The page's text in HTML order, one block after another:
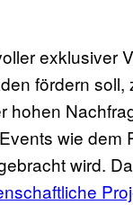
exklusiver
fördern soll,
hohen
wie dem
wird.